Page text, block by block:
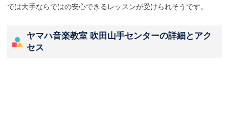
では大手ならではの安心できるレッスンが受けられそうです。
ヤマハ音楽教室 吹田山手センターの詳細とアク
セス